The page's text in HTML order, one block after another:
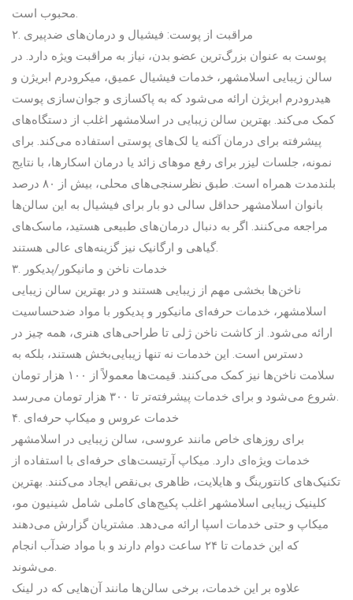
محبوب است.
۲. مراقبت از پوست: فیشیال و درمان‌های ضدپیری
پوست به عنوان بزرگ‌ترین عضو بدن، نیاز به مراقبت ویژه دارد. در
سالن زیبایی اسلامشهر، خدمات فیشیال عمیق، میکرودرم ابریژن و
هیدرودرم ابریژن ارائه می‌شود که به پاکسازی و جوان‌سازی پوست
کمک می‌کند. بهترین سالن زیبایی در اسلامشهر اغلب از دستگاه‌های
پیشرفته برای درمان آکنه یا لک‌های پوستی استفاده می‌کند. برای
نمونه، جلسات لیزر برای رفع موهای زائد یا درمان اسکارها، با نتایج
بلندمدت همراه است. طبق نظرسنجی‌های محلی، بیش از ۸۰ درصد
بانوان اسلامشهر حداقل سالی دو بار برای فیشیال به این سالن‌ها
مراجعه می‌کنند. اگر به دنبال درمان‌های طبیعی هستید، ماسک‌های
گیاهی و ارگانیک نیز گزینه‌های عالی هستند.
۳. خدمات ناخن و مانیکور/پدیکور
ناخن‌ها بخشی مهم از زیبایی هستند و در بهترین سالن زیبایی
اسلامشهر، خدمات حرفه‌ای مانیکور و پدیکور با مواد ضدحساسیت
ارائه می‌شود. از کاشت ناخن ژلی تا طراحی‌های هنری، همه چیز در
دسترس است. این خدمات نه تنها زیبایی‌بخش هستند، بلکه به
سلامت ناخن‌ها نیز کمک می‌کنند. قیمت‌ها معمولاً از ۱۰۰ هزار تومان
شروع می‌شود و برای خدمات پیشرفته‌تر تا ۳۰۰ هزار تومان می‌رسد.
۴. خدمات عروس و میکاپ حرفه‌ای
برای روزهای خاص مانند عروسی، سالن زیبایی در اسلامشهر
خدمات ویژه‌ای دارد. میکاپ آرتیست‌های حرفه‌ای با استفاده از
تکنیک‌های کانتورینگ و هایلایت، ظاهری بی‌نقص ایجاد می‌کنند. بهترین
کلینیک زیبایی اسلامشهر اغلب پکیج‌های کاملی شامل شینیون مو،
میکاپ و حتی خدمات اسپا ارائه می‌دهد. مشتریان گزارش می‌دهند
که این خدمات تا ۲۴ ساعت دوام دارند و با مواد ضدآب انجام
می‌شوند.
علاوه بر این خدمات، برخی سالن‌ها مانند آن‌هایی که در لینک